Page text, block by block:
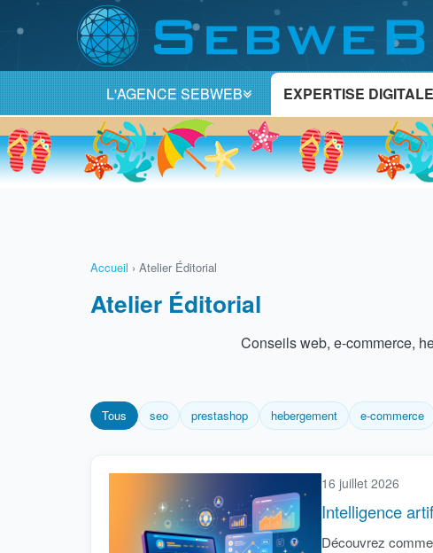
L'AGENCE SEBWEB EXPERTISE DIGITALE
Accueil › Atelier Éditorial
Atelier Éditorial
Conseils web, e-commerce,
Tous seo prestashop hebergement e-commerce
16 juillet 2026
Intelligence
Découvrez